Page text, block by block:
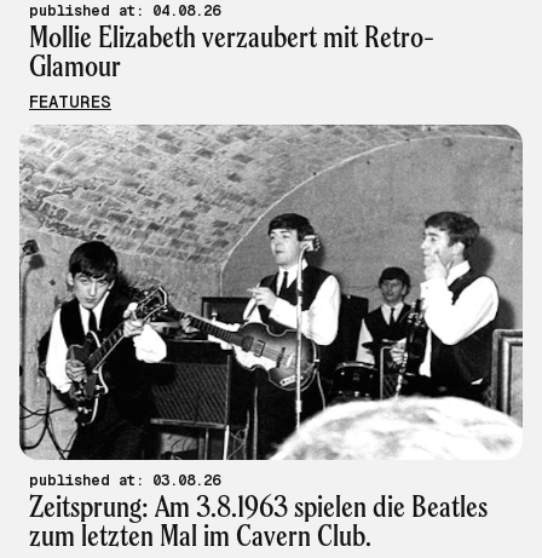
published at: 04.08.26
Mollie Elizabeth verzaubert mit Retro-
Glamour
FEATURES
published at: 03.08.26
Zeitsprung: Am 3.8.1963 spielen die Beatles
zum letzten Mal im Cavern Club.